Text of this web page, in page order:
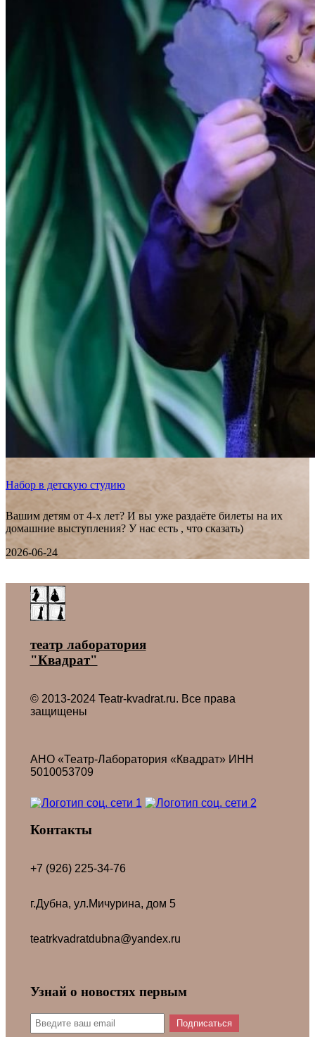
Набор в детскую студию
Вашим детям от 4-х лет? И вы уже раздаёте билеты на их
домашние выступления? У нас есть , что сказать)
2026-06-24
театр лаборатория
"Квадрат"
© 2013-2024 Teatr-kvadrat.ru. Все права
защищены
АНО «Театр-Лаборатория «Квадрат» ИНН
5010053709
Контакты
+7 (926) 225-34-76
г.Дубна, ул.Мичурина, дом 5
teatrkvadratdubna@yandex.ru
Узнай о новостях первым
Подписаться